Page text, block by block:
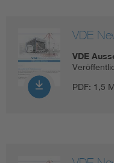
VDE
VDE
PDF: 1,5